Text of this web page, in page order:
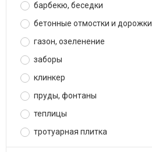
барбекю, беседки
бетонные отмостки и дорожки
газон, озеленение
заборы
клинкер
пруды, фонтаны
теплицы
тротуарная плитка